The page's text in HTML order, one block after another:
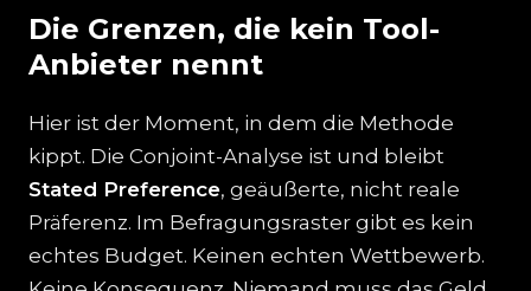
Die Grenzen, die kein Tool-
Anbieter nennt
Hier ist der Moment, in dem die Methode
kippt. Die Conjoint-Analyse ist und bleibt
Stated Preference, geäußerte, nicht reale
Präferenz. Im Befragungsraster gibt es kein
echtes Budget. Keinen echten Wettbewerb.